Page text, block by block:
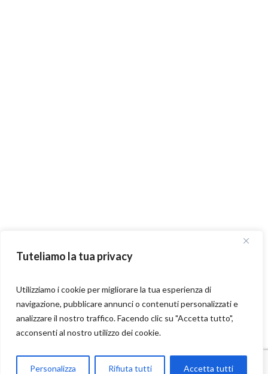
Tuteliamo la tua privacy
Utilizziamo i cookie per migliorare la tua esperienza di
navigazione, pubblicare annunci o contenuti personalizzati e
analizzare il nostro traffico. Facendo clic su "Accetta tutto",
acconsenti al nostro utilizzo dei cookie.
Personalizza Rifiuta tutti Accetta tutti
Parla con Motoexplora